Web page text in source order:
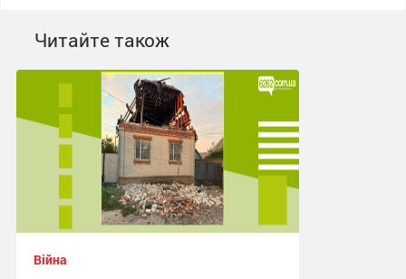
Читайте також
Війна